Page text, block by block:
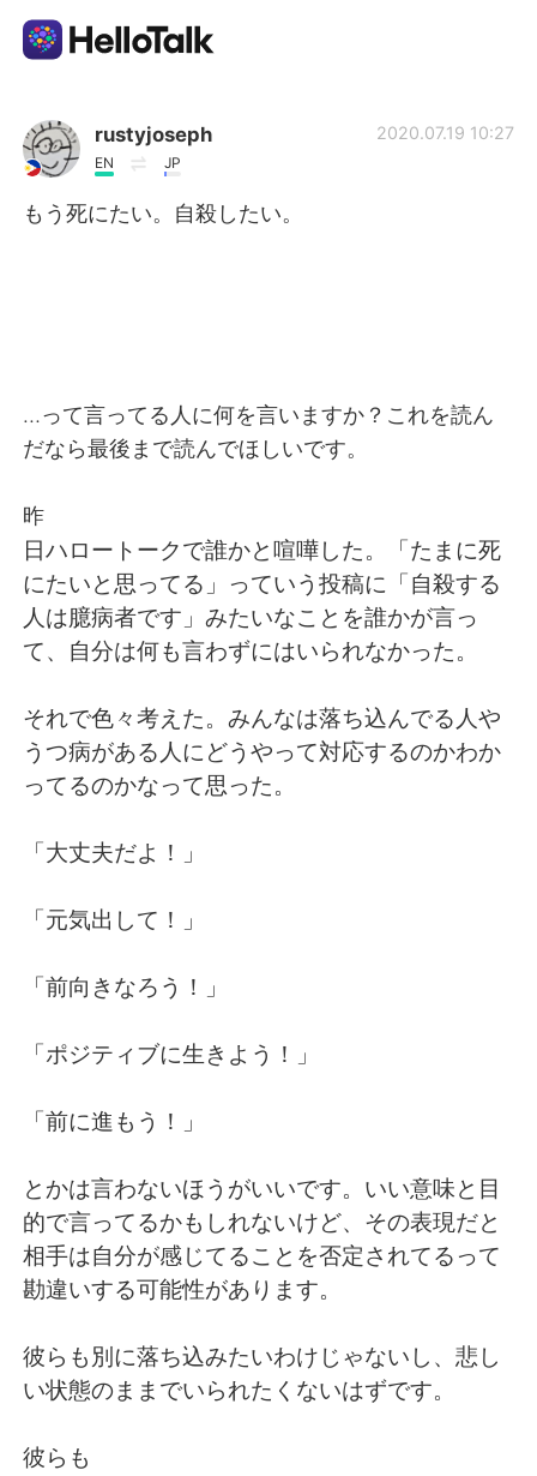
Приложение для Языкового Обмена
AI Grammar Checker
繁體中文 Español
Deutsch 日本語
한국어 ไทย
Indonesia Italiano
Türkçe Tiếng Việt
Português
rustyjoseph
EN JP
2020.07.19 10:27
もう死にたい。自殺したい。
…って言ってる人に何を言いますか？これを読ん
だなら最後まで読んでほしいです。
昨
日ハロートークで誰かと喧嘩した。「たまに死
にたいと思ってる」っていう投稿に「自殺する
人は臆病者です」みたいなことを誰かが言っ
て、自分は何も言わずにはいられなかった。
それで色々考えた。みんなは落ち込んでる人や
うつ病がある人にどうやって対応するのかわか
ってるのかなって思った。
「大丈夫だよ！」
「元気出して！」
「前向きなろう！」
「ポジティブに生きよう！」
「前に進もう！」
とかは言わないほうがいいです。いい意味と目
的で言ってるかもしれないけど、その表現だと
相手は自分が感じてることを否定されてるって
勘違いする可能性があります。
彼らも別に落ち込みたいわけじゃないし、悲し
い状態のままでいられたくないはずです。
彼らも